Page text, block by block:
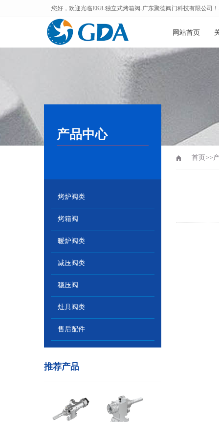
您好，欢迎光临EK8-独立式烤箱阀-广东聚德阀门科技有限公司！-
网站首页
产品中心
烤炉阀类
烤箱阀
暖炉阀类
减压阀类
稳压阀
灶具阀类
售后配件
推荐产品
首页 >>